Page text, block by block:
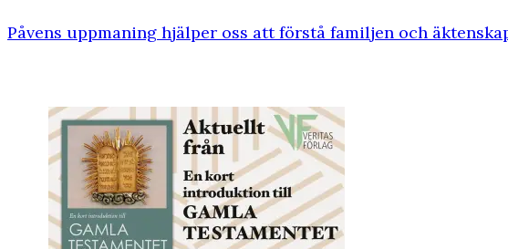
Påvens uppmaning hjälper oss att förstå familjen och